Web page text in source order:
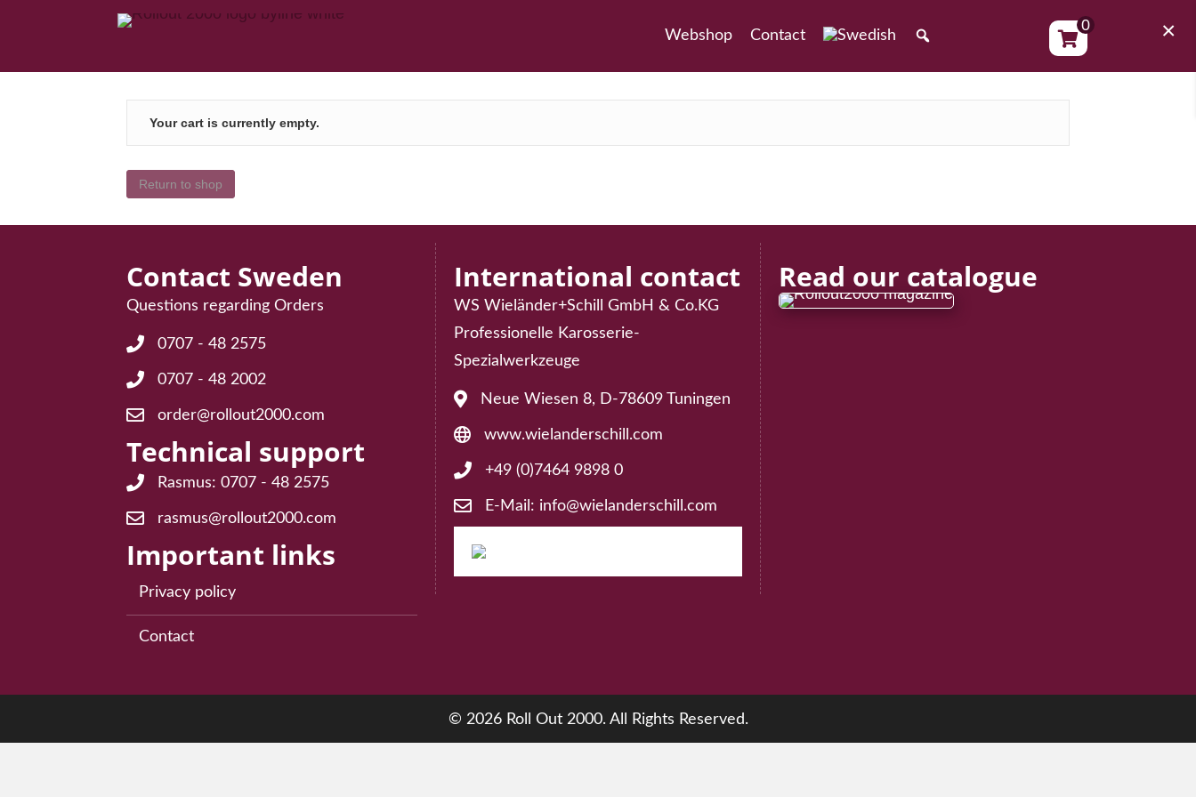
Webshop Contact
0
Your cart is currently empty.
Return to shop
Contact Sweden
Questions regarding Orders
Frågor angående Order: 0707 - 48 2575
0707 - 48 2575
Frågor angående Order: 0707 - 48 2002
0707 - 48 2002
E-post för frågor angående order: order@rollout2000.com
order@rollout2000.com
Technical support
Teknisk support Rasmus: 0707 - 48 2575
Rasmus: 0707 - 48 2575
E-post till teknisk support: rasmus@rollout2000.com
rasmus@rollout2000.com
Important links
Privacy policy
Contact
International contact
WS Wieländer+Schill GmbH & Co.KG
Professionelle Karosserie-
Spezialwerkzeuge
Address: Neue Wiesen 8, D-78609 Tuningen
Neue Wiesen 8, D-78609 Tuningen
Website: www.wielanderschill.com
www.wielanderschill.com
Phone: +49 (0)7464 9898 0
+49 (0)7464 9898 0
E-Mail: info@wielanderschill.com
E-Mail: info@wielanderschill.com
Read our catalogue
© 2026 Roll Out 2000. All Rights Reserved.
×